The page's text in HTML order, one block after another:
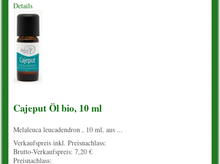
Details
Cajeput Öl bio, 10 ml
Melaleuca leucadendron , 10 ml, aus ...
Verkaufspreis inkl. Preisnachlass:
Brutto-Verkaufspreis: 7,20 €
Preisnachlass: